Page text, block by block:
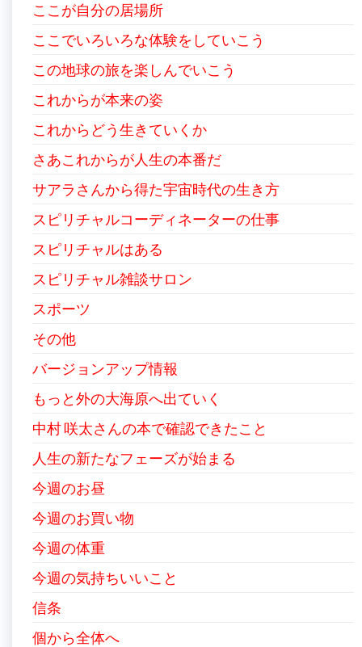
ここが自分の居場所
ここでいろいろな体験をしていこう
この地球の旅を楽しんでいこう
これからが本来の姿
これからどう生きていくか
さあこれからが人生の本番だ
サアラさんから得た宇宙時代の生き方
スピリチャルコーディネーターの仕事
スピリチャルはある
スピリチャル雑談サロン
スポーツ
その他
バージョンアップ情報
もっと外の大海原へ出ていく
中村 咲太さんの本で確認できたこと
人生の新たなフェーズが始まる
今週のお昼
今週のお買い物
今週の体重
今週の気持ちいいこと
信条
個から全体へ